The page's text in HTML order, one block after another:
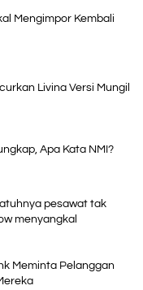
Mengimpor Kembali
Livina Versi Mungil
Apa Kata NMI?
pesawat tak
menyangkal
Meminta Pelanggan